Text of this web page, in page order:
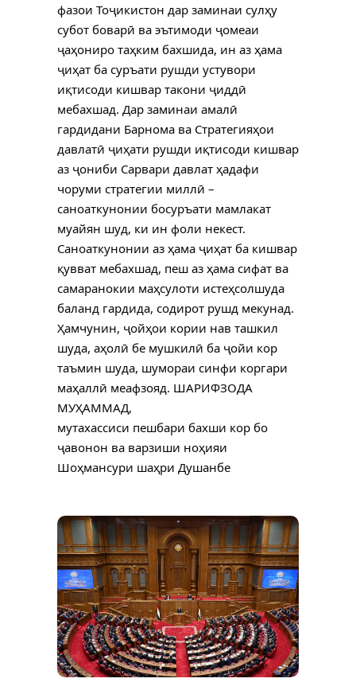
фазои Тоҷикистон дар заминаи сулҳу
субот боварӣ ва эътимоди ҷомеаи
ҷаҳониро таҳким бахшида, ин аз ҳама
ҷиҳат ба суръати рушди устувори
иқтисоди кишвар такони ҷиддӣ
мебахшад. Дар заминаи амалӣ
гардидани Барнома ва Стратегияҳои
давлатӣ ҷиҳати рушди иқтисоди кишвар
аз ҷониби Сарвари давлат ҳадафи
чоруми стратегии миллӣ –
саноаткунонии босуръати мамлакат
муайян шуд, ки ин фоли некест.
Саноаткунонии аз ҳама ҷиҳат ба кишвар
қувват мебахшад, пеш аз ҳама сифат ва
самаранокии маҳсулоти истеҳсолшуда
баланд гардида, содирот рушд мекунад.
Ҳамчунин, ҷойҳои кории нав ташкил
шуда, аҳолӣ бе мушкилӣ ба ҷойи кор
таъмин шуда, шумораи синфи коргари
маҳаллӣ меафзояд. ШАРИФЗОДА
МУҲАММАД,
мутахассиси пешбари бахши кор бо
ҷавонон ва варзиши ноҳияи
Шоҳмансури шаҳри Душанбе